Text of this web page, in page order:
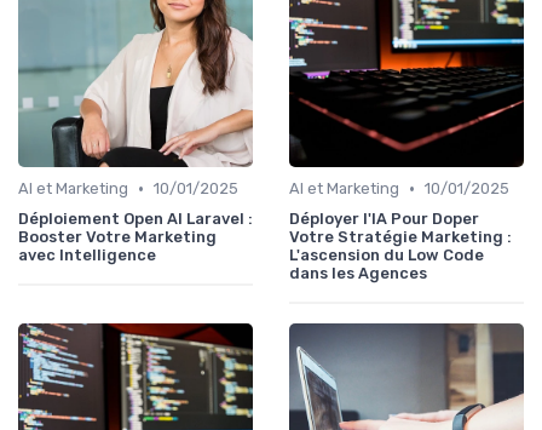
AI et Marketing • 10/01/2025
Déploiement Open AI Laravel :
Booster Votre Marketing
avec Intelligence
AI et Marketing • 10/01/2025
Déployer l'IA Pour Doper
Votre Stratégie Marketing :
L'ascension du Low Code
dans les Agences